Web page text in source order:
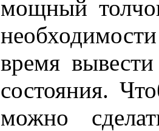
мощный
время
состояния.
можно